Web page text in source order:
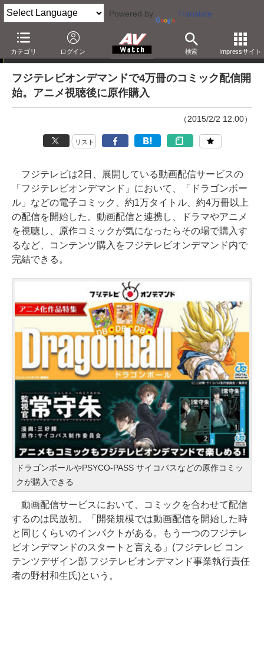
Powered by Translate
カテゴリ ログイン 検索 Impressサイト
ニュース
フジテレビオンデマンドで4万冊のコミック配信開
始。アニメ視聴後に原作購入
（2015/2/2 12:00）
リスト
フジテレビは2日、展開している動画配信サービスの
「フジテレビオンデマンド」において、「ドラゴンボー
ル」などの電子コミック、約1万タイトル、約4万冊以上
の配信を開始した。動画配信と連携し、ドラマやアニメ
を視聴し、原作コミックが気になったらその場で購入す
るなど、コンテンツ購入をフジテレビオンデマンド内で
完結できる。
ドラゴンボールやPSYCO-PASS サイコパスなどの原作コミッ
クが購入できる
動画配信サービスにおいて、コミックを合わせて配信
するのは民放初。「開発規模では動画配信を開始した時
と同じくらいのインパクトがある。もう一つのフジテレ
ビオンデマンドのスタートと言える」(フジテレビ コン
テンツデザイン部 フジテレビオンデマンド事業執行責任
者の野村和生氏)という。